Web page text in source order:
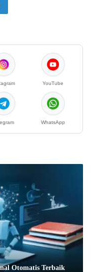
YouTube
WhatsApp
Otomatis Terbaik